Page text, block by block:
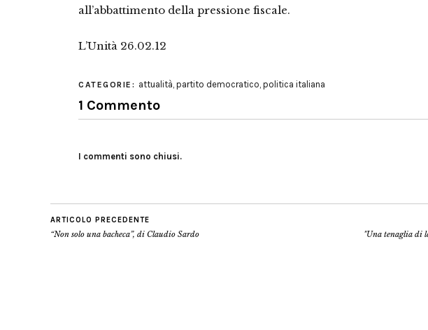
all’abbattimento della pressione fiscale.
L’Unità 26.02.12
CATEGORIE: attualità, partito democratico, politica italiana
1 Commento
I commenti sono chiusi.
ARTICOLO PRECEDENTE
“Non solo una bacheca”, di Claudio Sardo
"Una tenaglia di